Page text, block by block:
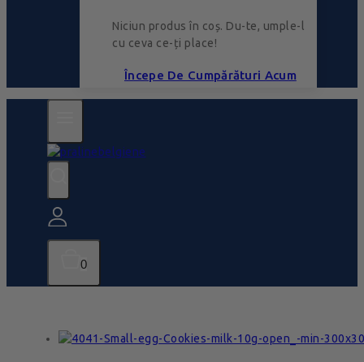
Niciun produs în coș. Du-te, umple-l
cu ceva ce-ți place!
Începe De Cumpărături Acum
0